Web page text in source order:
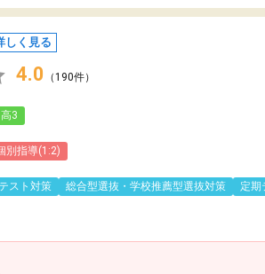
しく見る
4.0 （190件）
3
別指導(1:2)
スト対策 総合型選抜・学校推薦型選抜対策 定期